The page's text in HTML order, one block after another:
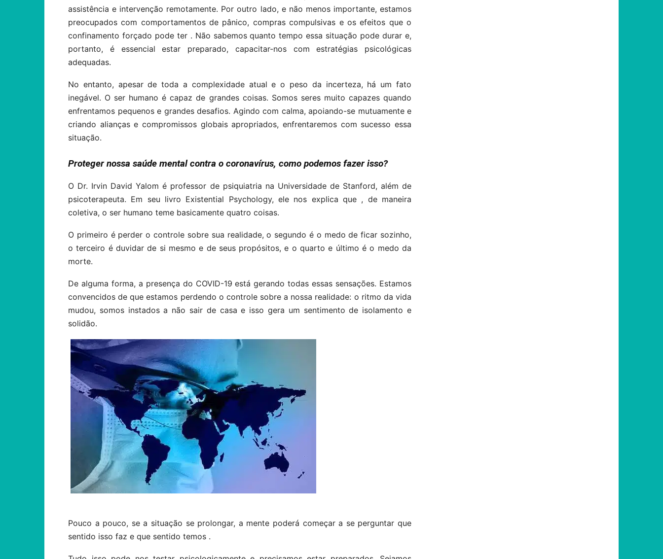
assistência e intervenção remotamente. Por outro lado, e não menos importante, estamos
preocupados com comportamentos de pânico, compras compulsivas e os efeitos que o
confinamento forçado pode ter . Não sabemos quanto tempo essa situação pode durar e,
portanto, é essencial estar preparado, capacitar-nos com estratégias psicológicas
adequadas.
No entanto, apesar de toda a complexidade atual e o peso da incerteza, há um fato
inegável. O ser humano é capaz de grandes coisas. Somos seres muito capazes quando
enfrentamos pequenos e grandes desafios. Agindo com calma, apoiando-se mutuamente e
criando alianças e compromissos globais apropriados, enfrentaremos com sucesso essa
situação.
Proteger nossa saúde mental contra o coronavírus, como podemos fazer isso?
O Dr. Irvin David Yalom é professor de psiquiatria na Universidade de Stanford, além de
psicoterapeuta. Em seu livro Existential Psychology, ele nos explica que , de maneira
coletiva, o ser humano teme basicamente quatro coisas.
O primeiro é perder o controle sobre sua realidade, o segundo é o medo de ficar sozinho,
o terceiro é duvidar de si mesmo e de seus propósitos, e o quarto e último é o medo da
morte.
De alguma forma, a presença do COVID-19 está gerando todas essas sensações. Estamos
convencidos de que estamos perdendo o controle sobre a nossa realidade: o ritmo da vida
mudou, somos instados a não sair de casa e isso gera um sentimento de isolamento e
solidão.
Pouco a pouco, se a situação se prolongar, a mente poderá começar a se perguntar que
sentido isso faz e que sentido temos .